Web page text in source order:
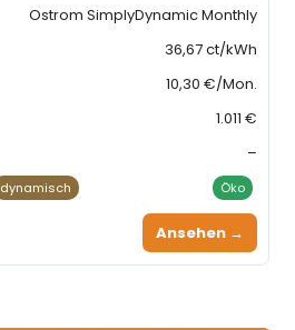
Ostrom SimplyDynamic Monthly
36,67 ct/kWh
10,30 €/Mon.
1.011 €
–
dynamisch Öko
Ansehen →